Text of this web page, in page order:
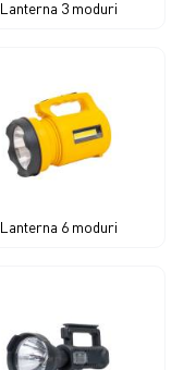
Lanterna 3 moduri
Lanterna 6 moduri